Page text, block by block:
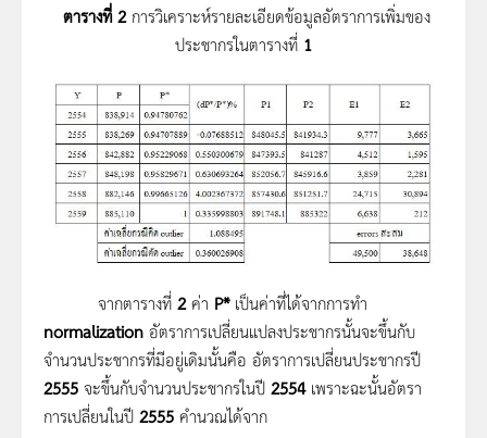
ตารางที่ 2 การวิเคราะห์รายละเอียดข้อมูลอัตราการเพิ่มของ
ประชากรในตารางที่ 1
จากตารางที่ 2ค่า P* เป็นค่าที่ได้จากการทำ
normalization อัตราการเปลี่ยนแปลงประชากรนั้นจะขึ้นกับ
จำนวนประชากรที่มีอยู่เดิมนั้นคือ อัตราการเปลี่ยนประชากรปี
2555 จะขึ้นกับจำนวนประชากรในปี 2554 เพราะฉะนั้นอัตรา
การเปลี่ยนในปี 2555 คำนวณได้จาก